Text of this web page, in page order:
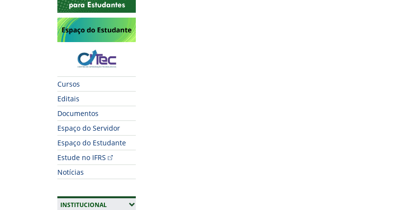
Espaço do Estudante
Cursos
Editais
Documentos
Espaço do Servidor
Espaço do Estudante
Estude no IFRS
Notícias
INSTITUCIONAL(EXPANDIR SUBMENUS)